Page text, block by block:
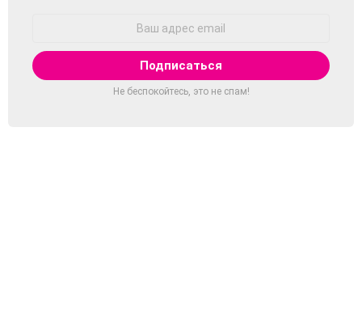
Не беспокойтесь, это не спам!